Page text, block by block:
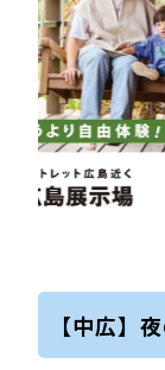
【中広】